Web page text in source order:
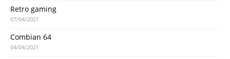
Retro gaming
07/04/2021
Combian 64
04/04/2021